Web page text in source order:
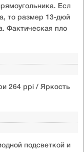
Есл
то размер 13-дюй
Фактическая пло
264 ppi / Яркость
подсветкой и